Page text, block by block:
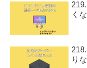
く
り